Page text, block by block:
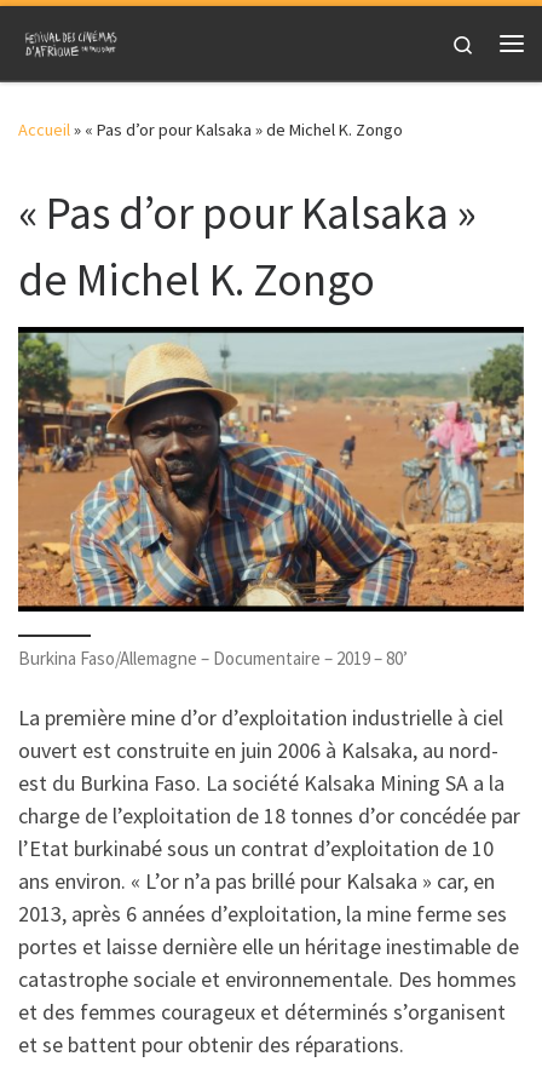
Skip to content
Search
Accueil» « Pas d’or pour Kalsaka » de Michel K. Zongo
« Pas d’or pour Kalsaka »
de Michel K. Zongo
Burkina Faso/Allemagne – Documentaire – 2019 – 80’
La première mine d’or d’exploitation industrielle à ciel
ouvert est construite en juin 2006 à Kalsaka, au nord-
est du Burkina Faso. La société Kalsaka Mining SA a la
charge de l’exploitation de 18 tonnes d’or concédée par
l’Etat burkinabé sous un contrat d’exploitation de 10
ans environ. « L’or n’a pas brillé pour Kalsaka » car, en
2013, après 6 années d’exploitation, la mine ferme ses
portes et laisse dernière elle un héritage inestimable de
catastrophe sociale et environnementale. Des hommes
et des femmes courageux et déterminés s’organisent
et se battent pour obtenir des réparations.